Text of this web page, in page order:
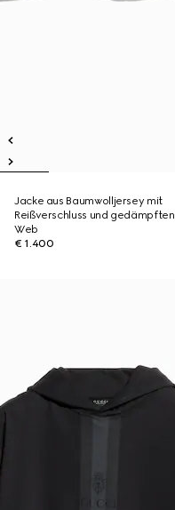
Jacke aus Baumwolljersey mit
Reißverschluss und gedämpften
Web
€ 1.400